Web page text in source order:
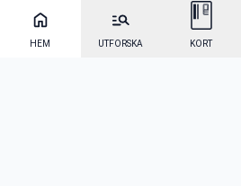
HEM UTFORSKA KORT